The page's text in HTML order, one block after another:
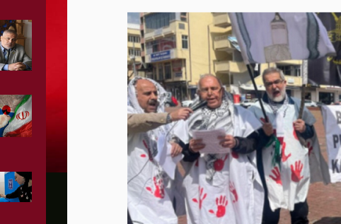
والأسرى
استخدام أراضيه للإضرار بأي دولة
الحرس الثوري
والخليج وتقلص الفائض التجاري الأميركي إلى أقل من
إسرائيل
حدث ويشف بعض أسرار التفاهم
كولومبيا الجديد